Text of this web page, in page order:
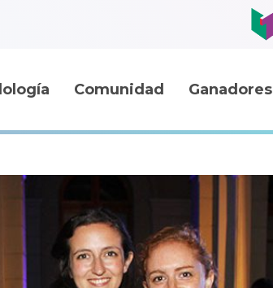
Comunidad Ganadores